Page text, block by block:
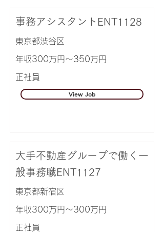
事務アシスタントENT1128
東京都渋谷区
年収300万円～350万円
正社員
View Job
大手不動産グループで働く一
般事務職ENT1127
東京都新宿区
年収300万円～300万円
正社員